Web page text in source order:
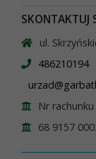
SKONTAKTUJ
ul.
486210194
Nr
68 9157